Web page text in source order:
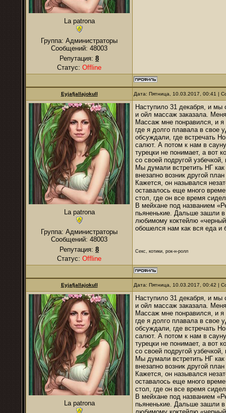
La patrona
Группа: Администраторы
Сообщений: 48003
Репутация: 8
Статус: Offline
Eyjafjallajokull Дата: Пятница, 10.03.2017, 00:41 |
La patrona
Группа: Администраторы
Сообщений: 48003
Репутация: 8
Статус: Offline
Наступило 31 декабря, и
и ойл массаж заказала.
Массаж мне понравился, и
где я долго плавала в свое
обсуждали, где встречать
салют. А потом к нам в
турецки не понимает, а вот
со своей подругой
Мы думали встретить НГ
внезапно возник другой
Кажется, он назывался
оставалось еще много
стол, где он все время
В мейхане под названием
пьяненькие. Дальше зашли
любимому коктейлю
обошелся нам как вся еда и
Секс, котики, рок-н-ролл
Eyjafjallajokull Дата: Пятница, 10.03.2017, 00:42 |
La patrona
Наступило 31 декабря, и
и ойл массаж заказала.
Массаж мне понравился, и
где я долго плавала в свое
обсуждали, где встречать
салют. А потом к нам в
турецки не понимает, а вот
со своей подругой
Мы думали встретить НГ
внезапно возник другой
Кажется, он назывался
оставалось еще много
стол, где он все время
В мейхане под названием
пьяненькие. Дальше зашли